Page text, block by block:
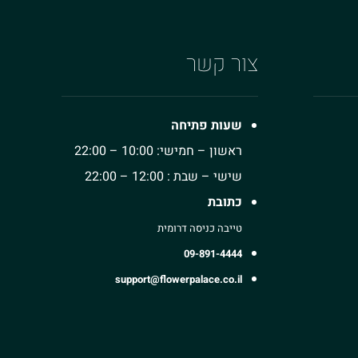
צור קשר
שעות פתיחה
ראשון – חמישי: 10:00 – 22:00
שישי – שבת : 12:00 – 22:00
כתובת
טייבה כניסה דרומית
09-891-4444
support@flowerpalace.co.il